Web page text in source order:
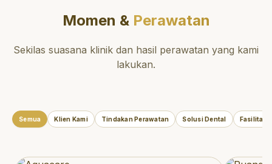
dan berkualitas!
Momen &Perawatan
Sekilas suasana klinik dan hasil perawatan yang kami
lakukan.
Semua Klien Kami Tindakan Perawatan Solusi Dental Fasilitas